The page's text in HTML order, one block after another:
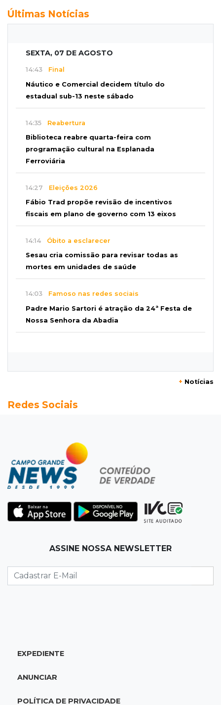
Últimas Notícias
SEXTA, 07 DE AGOSTO
14:43 Final
Náutico e Comercial decidem título do
estadual sub-13 neste sábado
14:35 Reabertura
Biblioteca reabre quarta-feira com
programação cultural na Esplanada
Ferroviária
14:27 Eleições 2026
Fábio Trad propõe revisão de incentivos
fiscais em plano de governo com 13 eixos
14:14 Óbito a esclarecer
Sesau cria comissão para revisar todas as
mortes em unidades de saúde
14:03 Famoso nas redes sociais
Padre Mario Sartori é atração da 24ª Festa de
Nossa Senhora da Abadia
ficará por 45 dias em Unei
13:46
"Descaracterizado"
Indústria
Mineração ganha força, gera mais empregos e
impulsiona exportações de MS
13:34 Rio Verde do MT
Um dia após matar companheira, homem se
Hospital de Câncer inaugura 20 leitos de UTI e
amplia capacidade para pacientes
Filha denuncia coronel da reserva da PM por
+ Notícias
Redes Sociais
ASSINE NOSSA NEWSLETTER
EXPEDIENTE
ANUNCIAR
POLÍTICA DE PRIVACIDADE